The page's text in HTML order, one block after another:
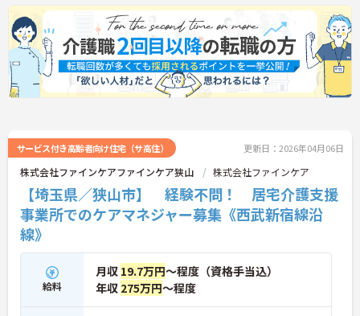
サービス付き高齢者向け住宅（サ高住） 更新日：2026年04月06日
株式会社ファインケアファインケア狭山 株式会社ファインケア
【埼玉県／狭山市】 経験不問！ 居宅介護支援
事業所でのケアマネジャー募集《西武新宿線沿
線》
給料
月収 19.7万円～程度（資格手当込）
年収 275万円～程度